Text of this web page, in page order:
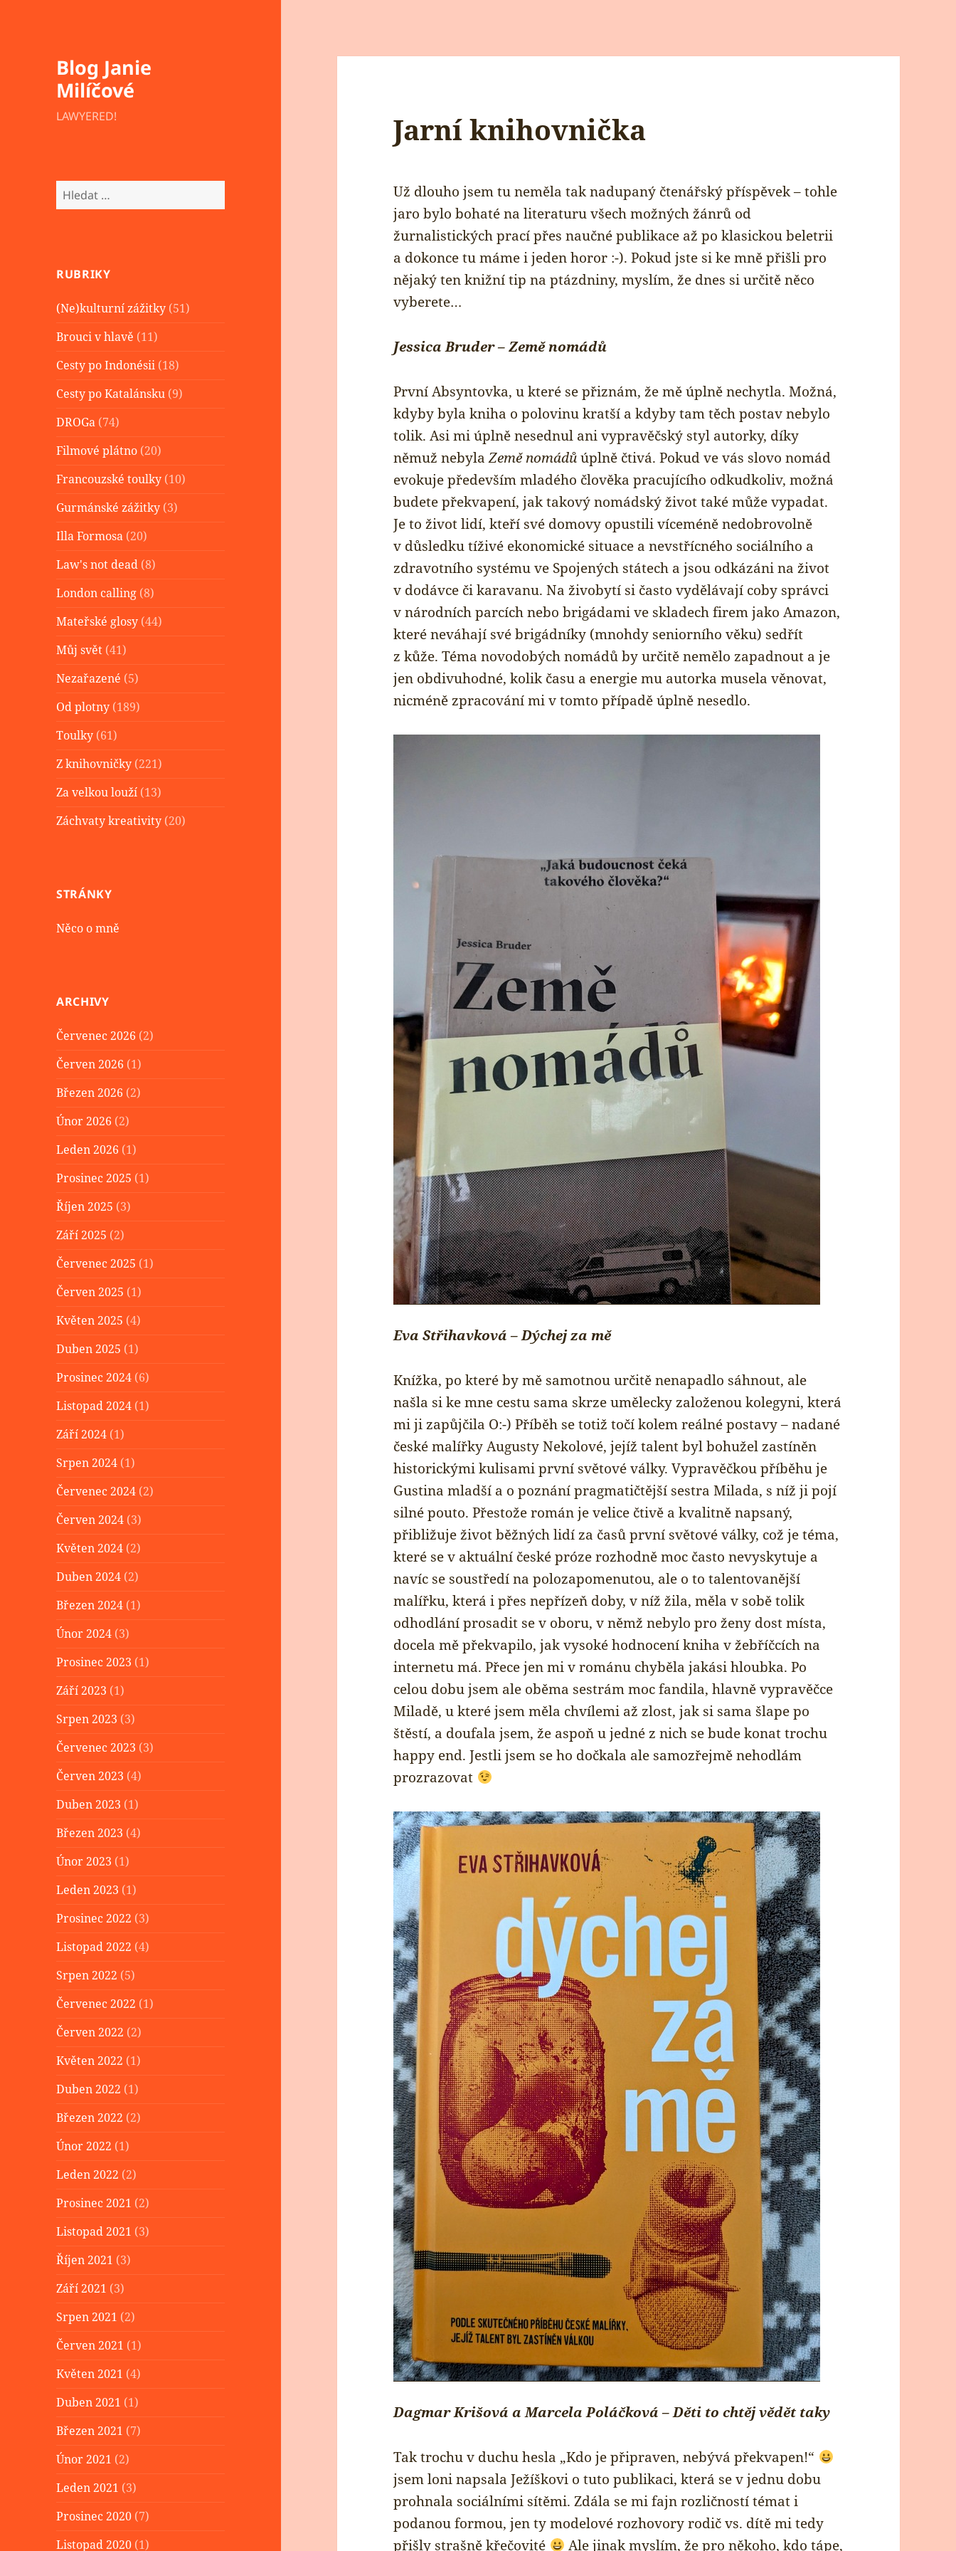
Blog Janie
Milíčové
LAWYERED!
Vyhledávání
RUBRIKY
(Ne)kulturní zážitky (51)
Brouci v hlavě (11)
Cesty po Indonésii (18)
Cesty po Katalánsku (9)
DROGa (74)
Filmové plátno (20)
Francouzské toulky (10)
Gurmánské zážitky (3)
Illa Formosa (20)
Law's not dead (8)
London calling (8)
Mateřské glosy (44)
Můj svět (41)
Nezařazené (5)
Od plotny (189)
Toulky (61)
Z knihovničky (221)
Za velkou louží (13)
Záchvaty kreativity (20)
STRÁNKY
Něco o mně
ARCHIVY
Červenec 2026 (2)
Červen 2026 (1)
Březen 2026 (2)
Únor 2026 (2)
Leden 2026 (1)
Prosinec 2025 (1)
Říjen 2025 (3)
Září 2025 (2)
Červenec 2025 (1)
Červen 2025 (1)
Květen 2025 (4)
Duben 2025 (1)
Prosinec 2024 (6)
Listopad 2024 (1)
Září 2024 (1)
Srpen 2024 (1)
Červenec 2024 (2)
Červen 2024 (3)
Květen 2024 (2)
Duben 2024 (2)
Březen 2024 (1)
Únor 2024 (3)
Prosinec 2023 (1)
Září 2023 (1)
Srpen 2023 (3)
Červenec 2023 (3)
Červen 2023 (4)
Duben 2023 (1)
Březen 2023 (4)
Únor 2023 (1)
Leden 2023 (1)
Prosinec 2022 (3)
Listopad 2022 (4)
Srpen 2022 (5)
Červenec 2022 (1)
Červen 2022 (2)
Květen 2022 (1)
Duben 2022 (1)
Březen 2022 (2)
Únor 2022 (1)
Leden 2022 (2)
Prosinec 2021 (2)
Listopad 2021 (3)
Říjen 2021 (3)
Září 2021 (3)
Srpen 2021 (2)
Červen 2021 (1)
Květen 2021 (4)
Duben 2021 (1)
Březen 2021 (7)
Únor 2021 (2)
Leden 2021 (3)
Prosinec 2020 (7)
Listopad 2020 (1)
Jarní knihovnička
Už dlouho jsem tu neměla tak nadupaný čtenářský příspěvek – tohle
jaro bylo bohaté na literaturu všech možných žánrů od
žurnalistických prací přes naučné publikace až po klasickou beletrii
a dokonce tu máme i jeden horor :-). Pokud jste si ke mně přišli pro
nějaký ten knižní tip na ptázdniny, myslím, že dnes si určitě něco
vyberete…
Jessica Bruder – Země nomádů
První Absyntovka, u které se přiznám, že mě úplně nechytla. Možná,
kdyby byla kniha o polovinu kratší a kdyby tam těch postav nebylo
tolik. Asi mi úplně nesednul ani vypravěčský styl autorky, díky
němuž nebylaZemě nomádůúplně čtivá. Pokud ve vás slovo nomád
evokuje především mladého člověka pracujícího odkudkoliv, možná
budete překvapení, jak takový nomádský život také může vypadat.
Je to život lidí, kteří své domovy opustili víceméně nedobrovolně
v důsledku tíživé ekonomické situace a nevstřícného sociálního a
zdravotního systému ve Spojených státech a jsou odkázáni na život
v dodávce či karavanu. Na živobytí si často vydělávají coby správci
v národních parcích nebo brigádami ve skladech firem jako Amazon,
které neváhají své brigádníky (mnohdy seniorního věku) sedřít
z kůže. Téma novodobých nomádů by určitě nemělo zapadnout a je
jen obdivuhodné, kolik času a energie mu autorka musela věnovat,
nicméně zpracování mi v tomto případě úplně nesedlo.
Eva Střihavková – Dýchej za mě
Knížka, po které by mě samotnou určitě nenapadlo sáhnout, ale
našla si ke mne cestu sama skrze umělecky založenou kolegyni, která
mi ji zapůjčila O:-) Příběh se totiž točí kolem reálné postavy – nadané
české malířky Augusty Nekolové, jejíž talent byl bohužel zastíněn
historickými kulisami první světové války. Vypravěčkou příběhu je
Gustina mladší a o poznání pragmatičtější sestra Milada, s níž ji pojí
silné pouto. Přestože román je velice čtivě a kvalitně napsaný,
přibližuje život běžných lidí za časů první světové války, což je téma,
které se v aktuální české próze rozhodně moc často nevyskytuje a
navíc se soustředí na polozapomenutou, ale o to talentovanější
malířku, která i přes nepřízeň doby, v níž žila, měla v sobě tolik
odhodlání prosadit se v oboru, v němž nebylo pro ženy dost místa,
docela mě překvapilo, jak vysoké hodnocení kniha v žebříčcích na
internetu má. Přece jen mi v románu chyběla jakási hloubka. Po
celou dobu jsem ale oběma sestrám moc fandila, hlavně vypravěčce
Miladě, u které jsem měla chvílemi až zlost, jak si sama šlape po
štěstí, a doufala jsem, že aspoň u jedné z nich se bude konat trochu
happy end. Jestli jsem se ho dočkala ale samozřejmě nehodlám
prozrazovat
Dagmar Krišová a Marcela Poláčková – Děti to chtěj vědět taky
Tak trochu v duchu hesla „Kdo je připraven, nebývá překvapen!“
jsem loni napsala Ježíškovi o tuto publikaci, která se v jednu dobu
prohnala sociálními sítěmi. Zdála se mi fajn rozličností témat i
podanou formou, jen ty modelové rozhovory rodič vs. dítě mi tedy
přišly strašně křečovité
Ale jinak myslím, že pro někoho, kdo tápe,